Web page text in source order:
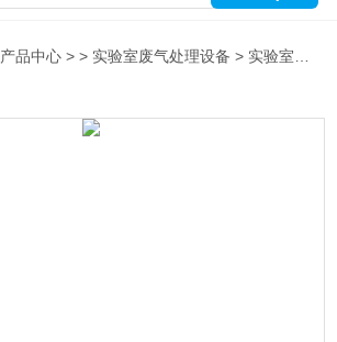
产品中心 > > 实验室废气处理设备 > 实验室废气处理